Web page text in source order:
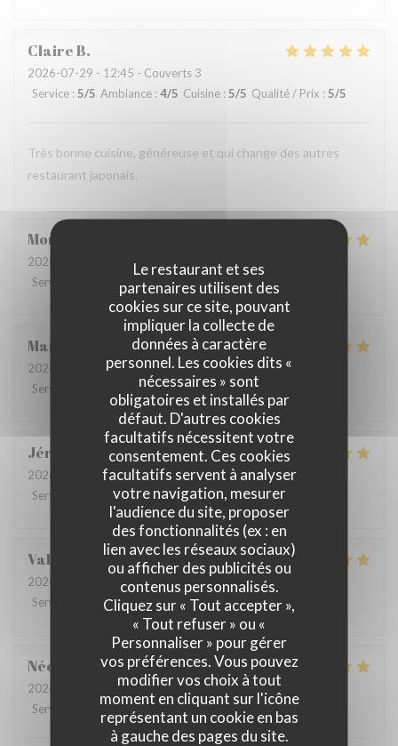
Le restaurant et ses
partenaires utilisent des
cookies sur ce site, pouvant
impliquer la collecte de
données à caractère
personnel. Les cookies dits «
nécessaires » sont
obligatoires et installés par
défaut. D'autres cookies
facultatifs nécessitent votre
consentement. Ces cookies
facultatifs servent à analyser
votre navigation, mesurer
l'audience du site, proposer
des fonctionnalités (ex : en
lien avec les réseaux sociaux)
ou afficher des publicités ou
contenus personnalisés.
Cliquez sur « Tout accepter »,
« Tout refuser » ou «
Personnaliser » pour gérer
vos préférences. Vous pouvez
modifier vos choix à tout
moment en cliquant sur l'icône
représentant un cookie en bas
à gauche des pages du site.
ClaireB
2026-07-29 - 12:45 - Couverts 3
Service : 5/5 Ambiance : 4/5 Cuisine : 5/5 Qualité / Prix : 5/5
Très bonne cuisine, généreuse et qui change des autres
restaurant japonais.
Mona
2026-08-04
- 20:15 - Couverts 2
Service
Ambiance /5 Cuisine: Qualité / Prix
Manon
2026-07-30
- 19:00 - Couverts 2
Service
Ambiance:5/5 Cuisine : 5/5 Qualité / Prix
Jérôme
2026-07-29
- 19:30 - Couverts 2
Service
Ambiance : 4/5 Cuisine: 5/5 Qualité / Prix
Valentin
2026-08-01
- 20:30 - Couverts 2
Service
Ambiance:5/5 Cuisine :5/5 Qualité / Prix
Néo
2026-07-29
- 20:15 - Couverts 2
Service
Ambiance: 5/5 Cuisine: 5/5 Qualité / Prix